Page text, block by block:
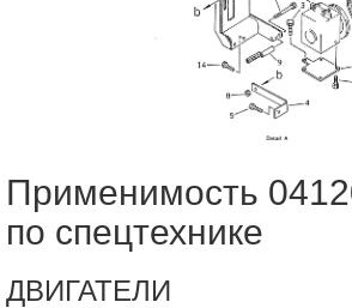
Применимость
по спецтехнике
ДВИГАТЕЛИ